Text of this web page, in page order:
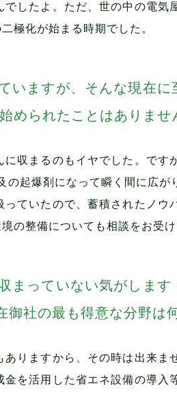
したよ。ただ、世の中の電気
極化が始まる時期でした。
ますが、そんな現在に
められたことはありませ
収まるのもイヤでした。です
起爆剤になって瞬く間に広が
ていたので、蓄積されたノウ
の整備についても相談をお受け
っていない気がします
社の最も得意な分野は
りますから、その時は出来ま
を活用した省エネ設備の導入